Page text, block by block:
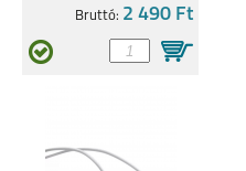
Bruttó: 2 490 Ft